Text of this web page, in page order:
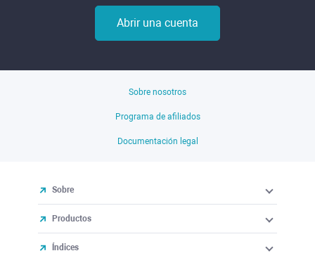
Abrir una cuenta
Sobre nosotros
Programa de afiliados
Documentación legal
Sobre
Productos
Índices